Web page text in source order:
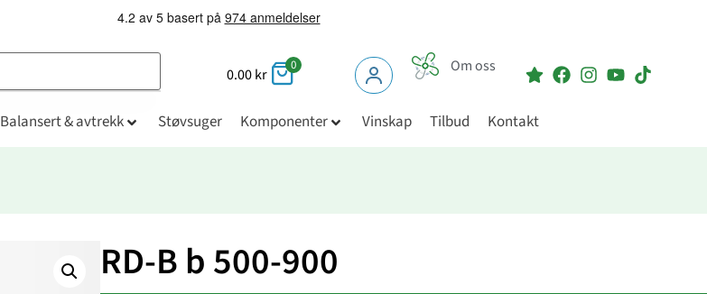
0.00kr
0 Om oss
Balansert & avtrekk Støvsuger Komponenter Vinskap Tilbud Kontakt
RD-B b 500-900